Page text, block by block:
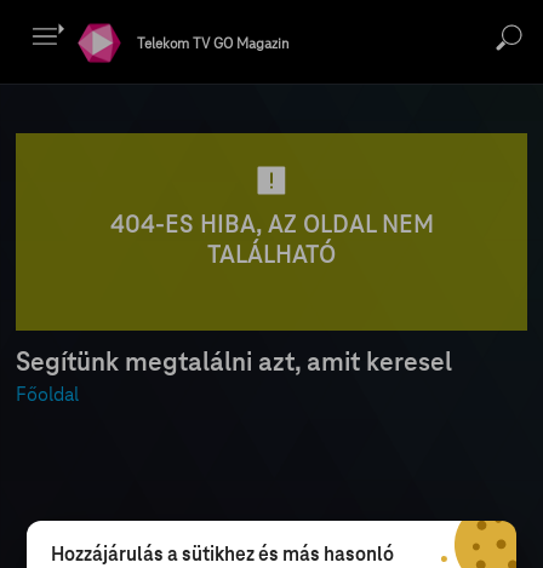
Telekom TV GO Magazin
404-ES HIBA, AZ OLDAL NEM
TALÁLHATÓ
Segítünk megtalálni azt, amit keresel
Főoldal
Hozzájárulás a sütikhez és más hasonló